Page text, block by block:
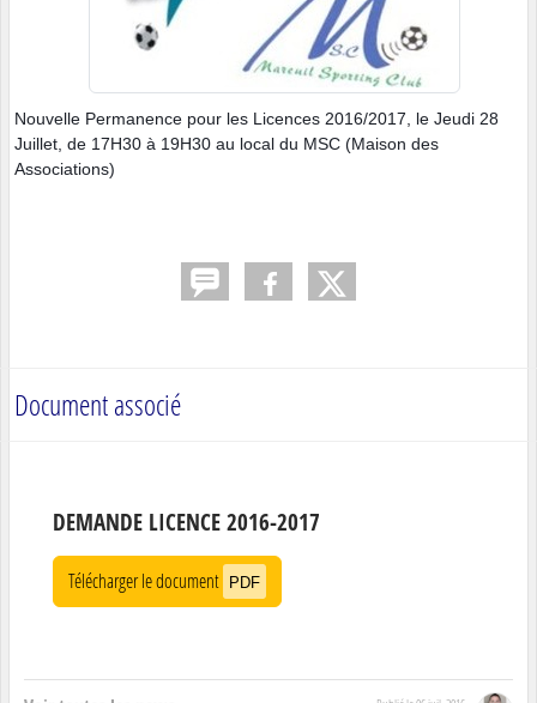
Nouvelle Permanence pour les Licences 2016/2017, le Jeudi 28
Juillet, de 17H30 à 19H30 au local du MSC (Maison des
Associations)
Document associé
DEMANDE LICENCE 2016-2017
Télécharger le document PDF